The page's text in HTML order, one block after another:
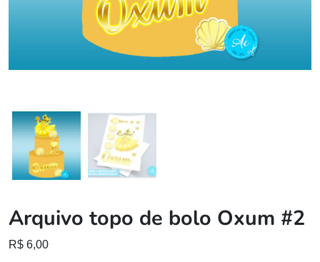
Arquivo topo de bolo Oxum #2
R$ 6,00